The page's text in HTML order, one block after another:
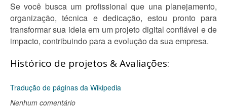
Se você busca um profissional que una planejamento,
organização, técnica e dedicação, estou pronto para
transformar sua ideia em um projeto digital confiável e de
impacto, contribuindo para a evolução da sua empresa.
Histórico de projetos & Avaliações:
Tradução de páginas da Wikipedia
Nenhum comentário